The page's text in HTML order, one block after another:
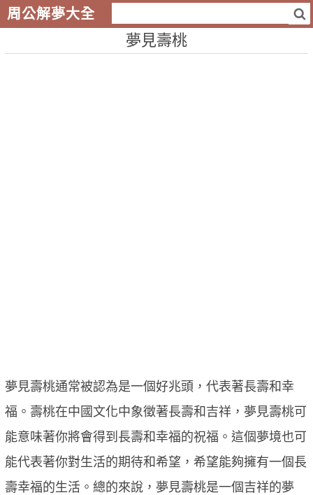
周公解夢大全
夢見壽桃
夢見壽桃通常被認為是一個好兆頭，代表著長壽和幸
福。壽桃在中國文化中象徵著長壽和吉祥，夢見壽桃可
能意味著你將會得到長壽和幸福的祝福。這個夢境也可
能代表著你對生活的期待和希望，希望能夠擁有一個長
壽幸福的生活。總的來說，夢見壽桃是一個吉祥的夢